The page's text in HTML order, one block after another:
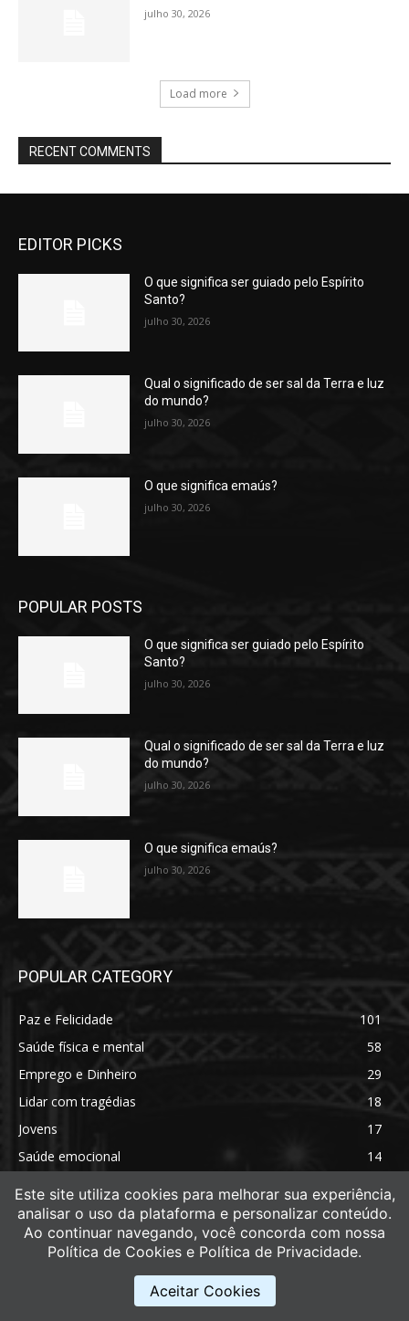
julho 30, 2026
Load more
RECENT COMMENTS
EDITOR PICKS
O que significa ser guiado pelo Espírito
Santo?
julho 30, 2026
Qual o significado de ser sal da Terra e luz
do mundo?
julho 30, 2026
O que significa emaús?
julho 30, 2026
POPULAR POSTS
O que significa ser guiado pelo Espírito
Santo?
julho 30, 2026
Qual o significado de ser sal da Terra e luz
do mundo?
julho 30, 2026
O que significa emaús?
julho 30, 2026
POPULAR CATEGORY
Paz e Felicidade
101
Saúde física e mental
58
Emprego e Dinheiro
29
Lidar com tragédias
18
Jovens
17
Saúde emocional
14
Este site utiliza cookies para melhorar sua experiência,
analisar o uso da plataforma e personalizar conteúdo.
Ao continuar navegando, você concorda com nossa
Política de Cookies e Política de Privacidade.
Aceitar Cookies